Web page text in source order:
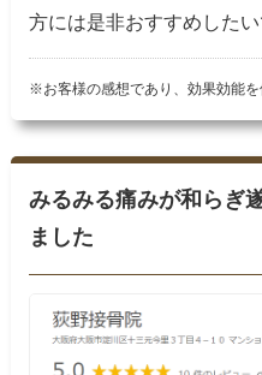
方には是非おすすめしたい
※お客様の感想であり、効果効能を
みるみる痛みが和らぎ
ました